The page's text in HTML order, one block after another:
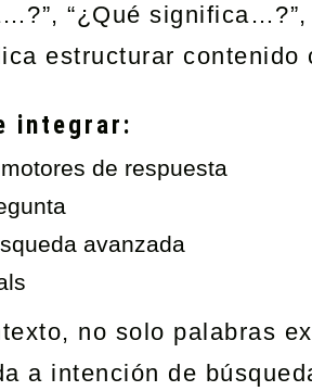
“¿Qué
estructurar
integrar:
de respuesta
avanzada
no solo palabras
a intención de